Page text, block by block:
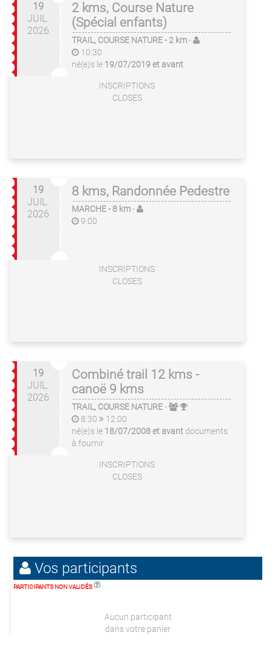
19
JUIL.
2026
2 kms, Course Nature
(Spécial enfants)
TRAIL, COURSE NATURE- 2 km-
10:30
né(e)s le 19/07/2019 et avant
INSCRIPTIONS
CLOSES
19
JUIL.
2026
8 kms, Randonnée Pedestre
MARCHE- 8 km-
9:00
INSCRIPTIONS
CLOSES
19
JUIL.
2026
Combiné trail 12 kms -
canoë 9 kms
TRAIL, COURSE NATURE-
8:30
12:00
né(e)s le 18/07/2008 et avant documents
à fournir
INSCRIPTIONS
CLOSES
Vos participants
PARTICIPANTS NON VALIDÉS
Aucun participant
dans votre panier